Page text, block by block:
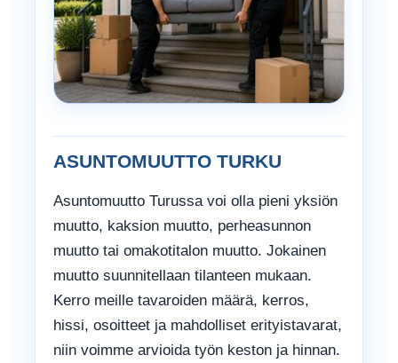
ASUNTOMUUTTO TURKU
Asuntomuutto Turussa voi olla pieni yksiön
muutto, kaksion muutto, perheasunnon
muutto tai omakotitalon muutto. Jokainen
muutto suunnitellaan tilanteen mukaan.
Kerro meille tavaroiden määrä, kerros,
hissi, osoitteet ja mahdolliset erityistavarat,
niin voimme arvioida työn keston ja hinnan.